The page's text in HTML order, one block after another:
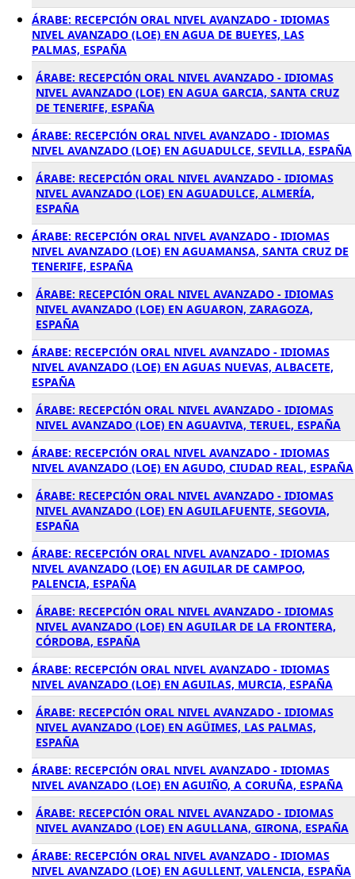
ÁRABE: RECEPCIÓN ORAL NIVEL AVANZADO - IDIOMAS
NIVEL AVANZADO (LOE) EN AGUA DE BUEYES, LAS
PALMAS, ESPAÑA
ÁRABE: RECEPCIÓN ORAL NIVEL AVANZADO - IDIOMAS
NIVEL AVANZADO (LOE) EN AGUA GARCIA, SANTA CRUZ
DE TENERIFE, ESPAÑA
ÁRABE: RECEPCIÓN ORAL NIVEL AVANZADO - IDIOMAS
NIVEL AVANZADO (LOE) EN AGUADULCE, SEVILLA, ESPAÑA
ÁRABE: RECEPCIÓN ORAL NIVEL AVANZADO - IDIOMAS
NIVEL AVANZADO (LOE) EN AGUADULCE, ALMERÍA,
ESPAÑA
ÁRABE: RECEPCIÓN ORAL NIVEL AVANZADO - IDIOMAS
NIVEL AVANZADO (LOE) EN AGUAMANSA, SANTA CRUZ DE
TENERIFE, ESPAÑA
ÁRABE: RECEPCIÓN ORAL NIVEL AVANZADO - IDIOMAS
NIVEL AVANZADO (LOE) EN AGUARON, ZARAGOZA,
ESPAÑA
ÁRABE: RECEPCIÓN ORAL NIVEL AVANZADO - IDIOMAS
NIVEL AVANZADO (LOE) EN AGUAS NUEVAS, ALBACETE,
ESPAÑA
ÁRABE: RECEPCIÓN ORAL NIVEL AVANZADO - IDIOMAS
NIVEL AVANZADO (LOE) EN AGUAVIVA, TERUEL, ESPAÑA
ÁRABE: RECEPCIÓN ORAL NIVEL AVANZADO - IDIOMAS
NIVEL AVANZADO (LOE) EN AGUDO, CIUDAD REAL, ESPAÑA
ÁRABE: RECEPCIÓN ORAL NIVEL AVANZADO - IDIOMAS
NIVEL AVANZADO (LOE) EN AGUILAFUENTE, SEGOVIA,
ESPAÑA
ÁRABE: RECEPCIÓN ORAL NIVEL AVANZADO - IDIOMAS
NIVEL AVANZADO (LOE) EN AGUILAR DE CAMPOO,
PALENCIA, ESPAÑA
ÁRABE: RECEPCIÓN ORAL NIVEL AVANZADO - IDIOMAS
NIVEL AVANZADO (LOE) EN AGUILAR DE LA FRONTERA,
CÓRDOBA, ESPAÑA
ÁRABE: RECEPCIÓN ORAL NIVEL AVANZADO - IDIOMAS
NIVEL AVANZADO (LOE) EN AGUILAS, MURCIA, ESPAÑA
ÁRABE: RECEPCIÓN ORAL NIVEL AVANZADO - IDIOMAS
NIVEL AVANZADO (LOE) EN AGÜIMES, LAS PALMAS,
ESPAÑA
ÁRABE: RECEPCIÓN ORAL NIVEL AVANZADO - IDIOMAS
NIVEL AVANZADO (LOE) EN AGUIÑO, A CORUÑA, ESPAÑA
ÁRABE: RECEPCIÓN ORAL NIVEL AVANZADO - IDIOMAS
NIVEL AVANZADO (LOE) EN AGULLANA, GIRONA, ESPAÑA
ÁRABE: RECEPCIÓN ORAL NIVEL AVANZADO - IDIOMAS
NIVEL AVANZADO (LOE) EN AGULLENT, VALENCIA, ESPAÑA